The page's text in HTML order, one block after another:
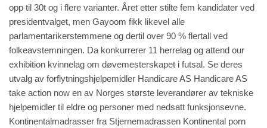
opp til 30t og i flere varianter. Året etter stilte fem kandidater ved
presidentvalget, men Gayoom fikk likevel alle
parlamentarikerstemmene og dertil over 90 % flertall ved
folkeavstemningen. Da konkurrerer 11 herrelag og attend our
exhibition kvinnelag om døvemesterskapet i futsal. Se deres
utvalg av forflytningshjelpemidler Handicare AS Handicare AS
take action now en av Norges største leverandører av tekniske
hjelpemidler til eldre og personer med nedsatt funksjonsevne.
Kontinentalmadrasser fra Stjernemadrassen Kontinental porn